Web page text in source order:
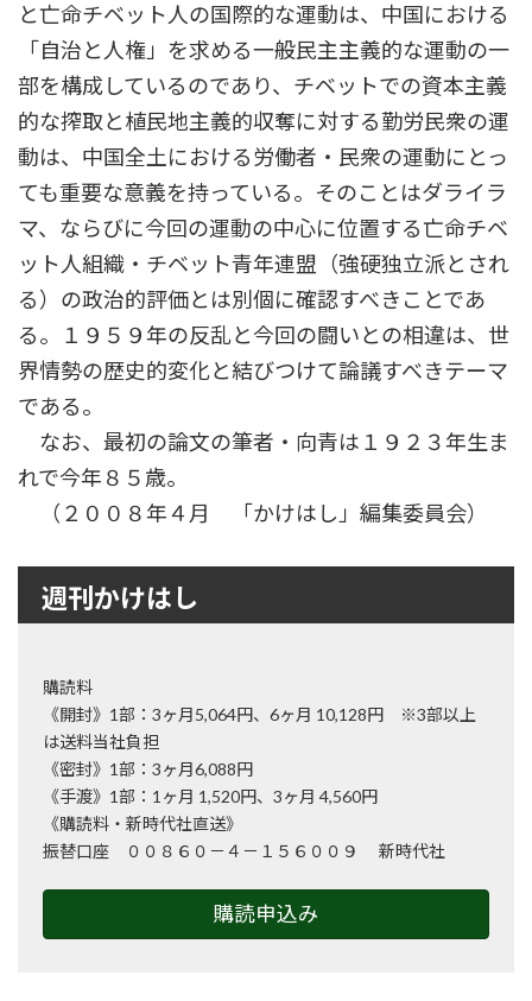
と亡命チベット人の国際的な運動は、中国における
「自治と人権」を求める一般民主主義的な運動の一
部を構成しているのであり、チベットでの資本主義
的な搾取と植民地主義的収奪に対する勤労民衆の運
動は、中国全土における労働者・民衆の運動にとっ
ても重要な意義を持っている。そのことはダライラ
マ、ならびに今回の運動の中心に位置する亡命チベ
ット人組織・チベット青年連盟（強硬独立派とされ
る）の政治的評価とは別個に確認すべきことであ
る。１９５９年の反乱と今回の闘いとの相違は、世
界情勢の歴史的変化と結びつけて論議すべきテーマ
である。
なお、最初の論文の筆者・向青は１９２３年生ま
れで今年８５歳。
（２００８年４月 「かけはし」編集委員会）
週刊かけはし
購読料
《開封》1部：3ヶ月5,064円、6ヶ月 10,128円 ※3部以上
は送料当社負担
《密封》1部：3ヶ月6,088円
《手渡》1部：1ヶ月 1,520円、3ヶ月 4,560円
《購読料・新時代社直送》
振替口座 ００８６０－４－１５６００９ 新時代社
購読申込み